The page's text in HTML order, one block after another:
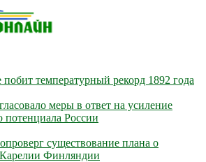
температурный рекорд 1892 года
меры в ответ на усиление
потенциала России
существование плана о
Карелии Финляндии